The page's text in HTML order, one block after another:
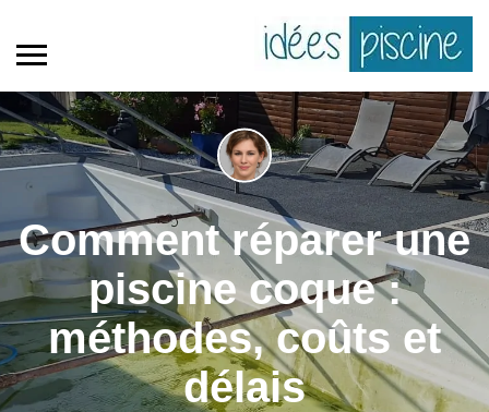
Comment réparer une
piscine coque :
méthodes, coûts et
délais